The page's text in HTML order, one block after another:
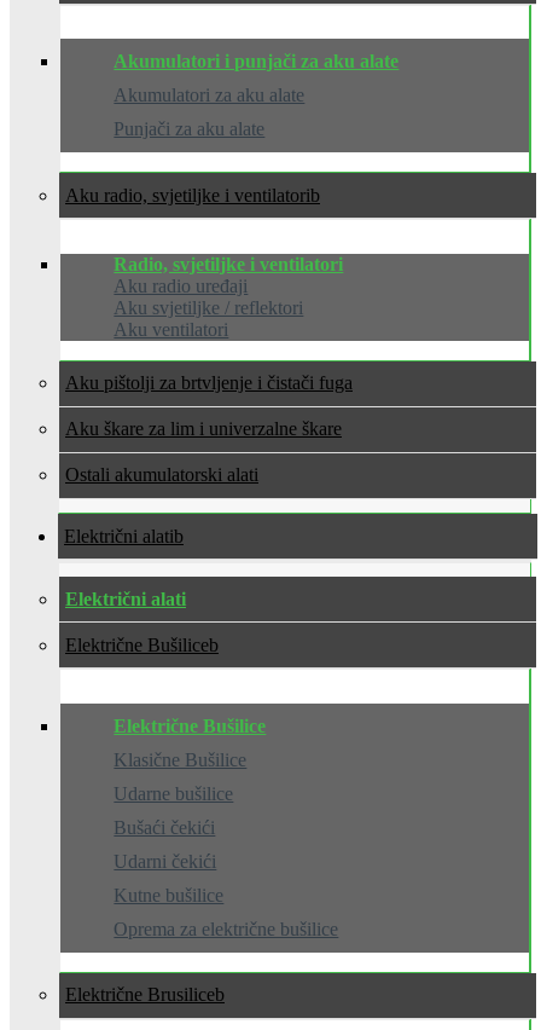
Akumulatori i punjači za aku alate
Akumulatori za aku alate
Punjači za aku alate
Aku radio, svjetiljke i ventilatori
Radio, svjetiljke i ventilatori
Aku radio uređaji
Aku svjetiljke / reflektori
Aku ventilatori
Aku pištolji za brtvljenje i čistači fuga
Aku škare za lim i univerzalne škare
Ostali akumulatorski alati
Električni alati
Električni alati
Električne Bušilice
Električne Bušilice
Klasične Bušilice
Udarne bušilice
Bušaći čekići
Udarni čekići
Kutne bušilice
Oprema za električne bušilice
Električne Brusilice